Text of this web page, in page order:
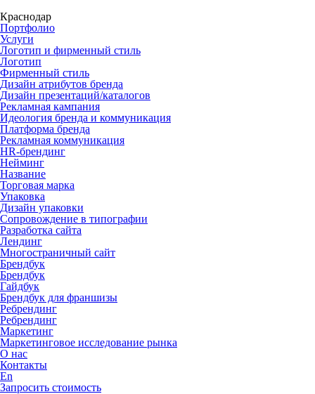
Краснодар
Портфолио
Услуги
Логотип и фирменный стиль
Логотип
Фирменный стиль
Дизайн атрибутов бренда
Дизайн презентаций/каталогов
Рекламная кампания
Идеология бренда и коммуникация
Платформа бренда
Рекламная коммуникация
HR-брендинг
Нейминг
Название
Торговая марка
Упаковка
Дизайн упаковки
Сопровождение в типографии
Разработка сайта
Лендинг
Многостраничный сайт
Брендбук
Брендбук
Гайдбук
Брендбук для франшизы
Ребрендинг
Ребрендинг
Маркетинг
Маркетинговое исследование рынка
О нас
Контакты
En
Запросить стоимость